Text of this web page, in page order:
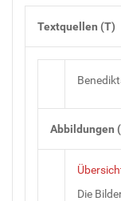
Textquellen (T)
Abbildungen
Die